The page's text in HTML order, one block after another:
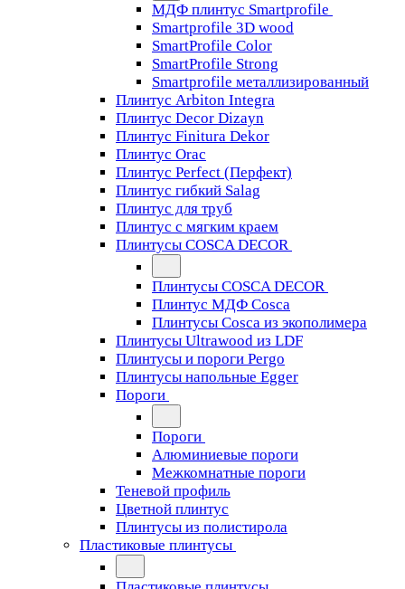
МДФ плинтус Smartprofile
Smartprofile 3D wood
SmartProfile Color
SmartProfile Strong
Smartprofile металлизированный
Плинтус Arbiton Integra
Плинтус Decor Dizayn
Плинтус Finitura Dekor
Плинтус Orac
Плинтус Perfect (Перфект)
Плинтус гибкий Salag
Плинтус для труб
Плинтус с мягким краем
Плинтусы COSCA DECOR
Плинтусы COSCA DECOR
Плинтус МДФ Cosca
Плинтусы Cosca из экополимера
Плинтусы Ultrawood из LDF
Плинтусы и пороги Pergo
Плинтусы напольные Egger
Пороги
Пороги
Алюминиевые пороги
Межкомнатные пороги
Теневой профиль
Цветной плинтус
Плинтусы из полистирола
Пластиковые плинтусы